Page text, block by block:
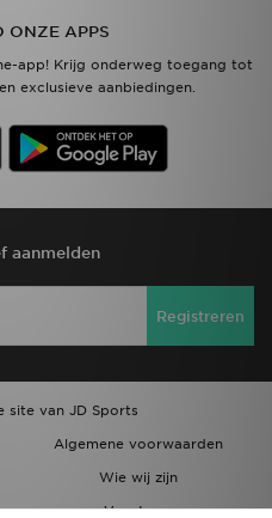
ONZE APPS
app! Krijg onderweg toegang tot
exclusieve aanbiedingen.
aanmelden
Registreren
site van JD Sports
Algemene voorwaarden
Wie wij zijn
Vacatures